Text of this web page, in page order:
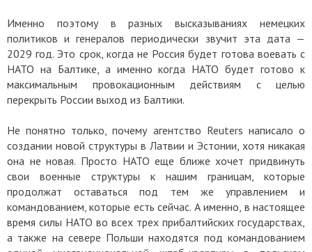
Именно поэтому в разных высказываниях немецких
политиков и генералов периодически звучит эта дата —
2029 год. Это срок, когда не Россия будет готова воевать с
НАТО на Балтике, а именно когда НАТО будет готово к
максимальным провокационным действиям с целью
перекрыть России выход из Балтики.
Не понятно только, почему агентство Reuters написало о
создании новой структуры в Латвии и Эстонии, хотя никакая
она не новая. Просто НАТО еще ближе хочет придвинуть
свои военные структуры к нашим границам, которые
продолжат оставаться под тем же управлением и
командованием, которые есть сейчас. А именно, в настоящее
время силы НАТО во всех трех прибалтийских государствах,
а также на севере Польши находятся под командованием